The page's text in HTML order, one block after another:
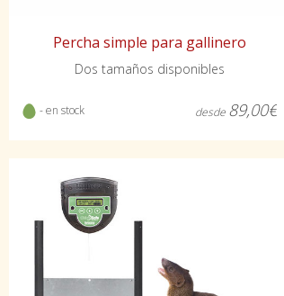
Percha simple para gallinero
Dos tamaños disponibles
- en stock desde 89,00€